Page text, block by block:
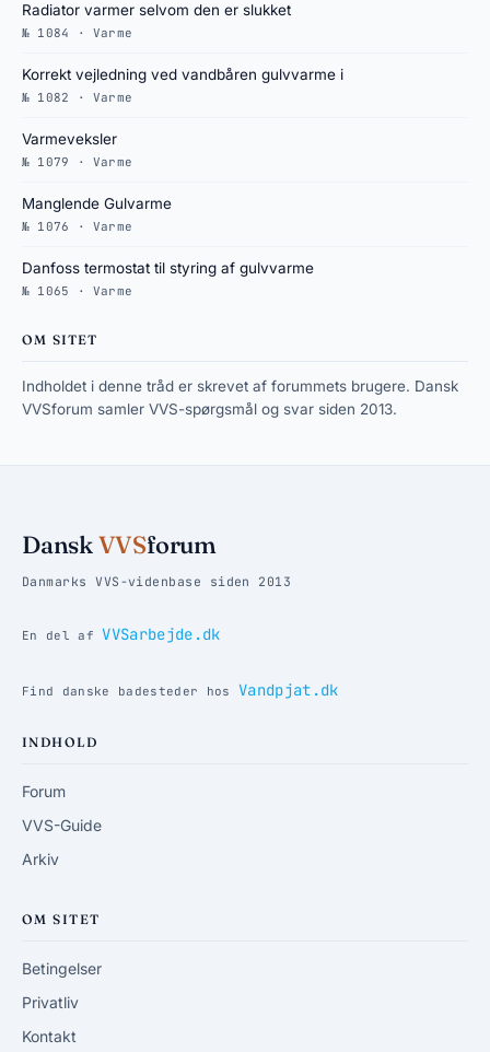
Radiator varmer selvom den er slukket
№ 1084 · Varme
Korrekt vejledning ved vandbåren gulvvarme i
№ 1082 · Varme
Varmeveksler
№ 1079 · Varme
Manglende Gulvarme
№ 1076 · Varme
Danfoss termostat til styring af gulvvarme
№ 1065 · Varme
OM SITET
Indholdet i denne tråd er skrevet af forummets brugere. Dansk
VVSforum samler VVS-spørgsmål og svar siden 2013.
DanskVVSforum
Danmarks VVS-videnbase siden 2013
En del af VVSarbejde.dk
Find danske badesteder hos Vandpjat.dk
INDHOLD
Forum
VVS-Guide
Arkiv
OM SITET
Betingelser
Privatliv
Kontakt